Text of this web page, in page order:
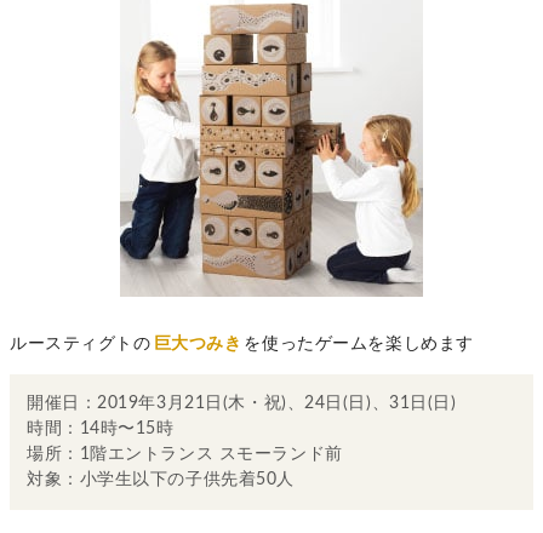
ルースティグトの 巨大つみき を使ったゲームを楽しめます
開催日：2019年3月21日(木・祝)、24日(日)、31日(日)
時間：14時〜15時
場所：1階エントランス スモーランド前
対象：小学生以下の子供先着50人